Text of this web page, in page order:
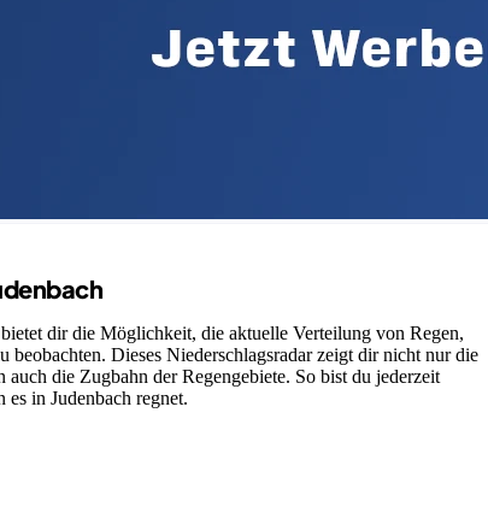
dir die Möglichkeit, die aktuelle Verteilung von Regen,
beobachten. Dieses Niederschlagsradar zeigt dir nicht nur die
auch die Zugbahn der Regengebiete. So bist du jederzeit
in Judenbach regnet.